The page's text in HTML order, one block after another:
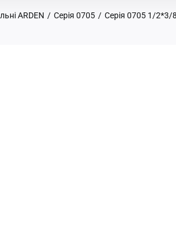
ARDEN / Серія 0705 / Серія 0705 1/2*3/8